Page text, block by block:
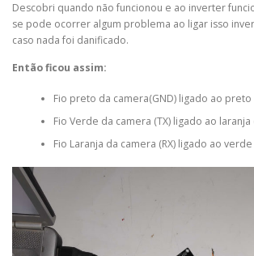
Descobri quando não funcionou e ao inverter
se pode ocorrer algum problema ao ligar isso
caso nada foi danificado.
Então ficou assim:
Fio preto da camera(GND) ligado ao
Fio Verde da camera (TX) ligado ao laranja
Fio Laranja da camera (RX) ligado ao